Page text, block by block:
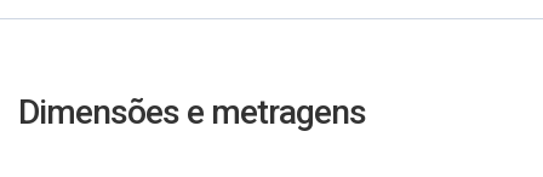
Dimensões e metragens